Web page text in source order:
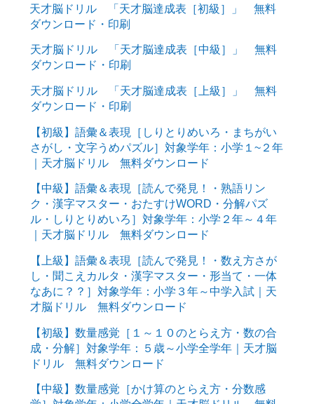
天才脳ドリル 「天才脳達成表［初級］」 無料
ダウンロード・印刷
天才脳ドリル 「天才脳達成表［中級］」 無料
ダウンロード・印刷
天才脳ドリル 「天才脳達成表［上級］」 無料
ダウンロード・印刷
【初級】語彙＆表現［しりとりめいろ・まちがい
さがし・文字うめパズル］対象学年：小学１~２年
｜天才脳ドリル 無料ダウンロード
【中級】語彙＆表現［読んで発見！・熟語リン
ク・漢字マスター・おたすけWORD・分解パズ
ル・しりとりめいろ］対象学年：小学２年～４年
｜天才脳ドリル 無料ダウンロード
【上級】語彙＆表現［読んで発見！・数え方さが
し・聞こえカルタ・漢字マスター・形当て・一体
なあに？？］対象学年：小学３年～中学入試｜天
才脳ドリル 無料ダウンロード
【初級】数量感覚［１～１０のとらえ方・数の合
成・分解］対象学年：５歳～小学全学年｜天才脳
ドリル 無料ダウンロード
【中級】数量感覚［かけ算のとらえ方・分数感